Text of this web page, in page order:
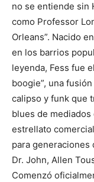
no se entiende sin
como Professor
Orleans”. Nacido
en los barrios
leyenda, Fess fue
boogie”, una
calipso y funk que
blues de
estrellato
para generaciones
Dr. John, Allen
Comenzó